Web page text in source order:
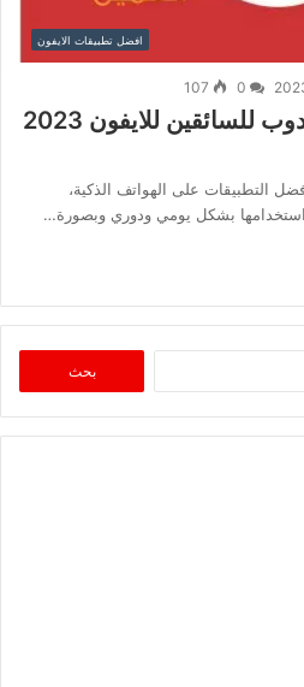
افضل تطبيقات الايفون
107
تحميل تطبيق جاهز مندوب للسائقين للايفون 2023
التطبيقات على الهواتف الذكية،
استخدامها بشكل يومي ودوري وبصورة…
عن: